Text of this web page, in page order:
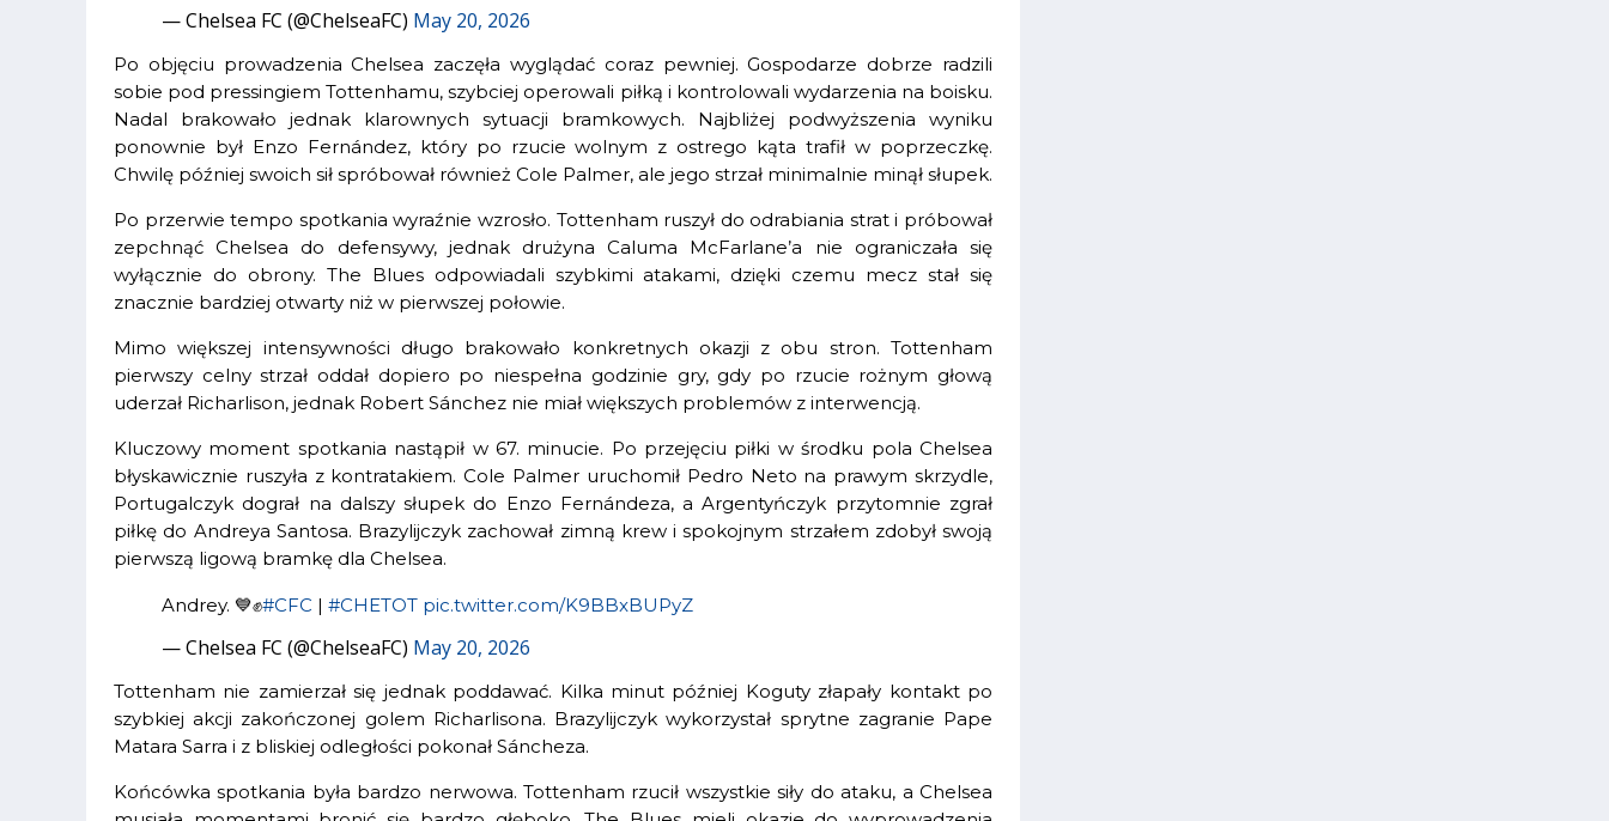
— Chelsea FC (@ChelseaFC) May 20, 2026
Po objęciu prowadzenia Chelsea zaczęła wyglądać coraz pewniej. Gospodarze dobrze radzili
sobie pod pressingiem Tottenhamu, szybciej operowali piłką i kontrolowali wydarzenia na boisku.
Nadal brakowało jednak klarownych sytuacji bramkowych. Najbliżej podwyższenia wyniku
ponownie był Enzo Fernández, który po rzucie wolnym z ostrego kąta trafił w poprzeczkę.
Chwilę później swoich sił spróbował również Cole Palmer, ale jego strzał minimalnie minął słupek.
Po przerwie tempo spotkania wyraźnie wzrosło. Tottenham ruszył do odrabiania strat i próbował
zepchnąć Chelsea do defensywy, jednak drużyna Caluma McFarlane’a nie ograniczała się
wyłącznie do obrony. The Blues odpowiadali szybkimi atakami, dzięki czemu mecz stał się
znacznie bardziej otwarty niż w pierwszej połowie.
Mimo większej intensywności długo brakowało konkretnych okazji z obu stron. Tottenham
pierwszy celny strzał oddał dopiero po niespełna godzinie gry, gdy po rzucie rożnym głową
uderzał Richarlison, jednak Robert Sánchez nie miał większych problemów z interwencją.
Kluczowy moment spotkania nastąpił w 67. minucie. Po przejęciu piłki w środku pola Chelsea
błyskawicznie ruszyła z kontratakiem. Cole Palmer uruchomił Pedro Neto na prawym skrzydle,
Portugalczyk dograł na dalszy słupek do Enzo Fernándeza, a Argentyńczyk przytomnie zgrał
piłkę do Andreya Santosa. Brazylijczyk zachował zimną krew i spokojnym strzałem zdobył swoją
pierwszą ligową bramkę dla Chelsea.
Andrey. 💙✊#CFC | #CHETOT pic.twitter.com/K9BBxBUPyZ
— Chelsea FC (@ChelseaFC) May 20, 2026
Tottenham nie zamierzał się jednak poddawać. Kilka minut później Koguty złapały kontakt po
szybkiej akcji zakończonej golem Richarlisona. Brazylijczyk wykorzystał sprytne zagranie Pape
Matara Sarra i z bliskiej odległości pokonał Sáncheza.
Końcówka spotkania była bardzo nerwowa. Tottenham rzucił wszystkie siły do ataku, a Chelsea